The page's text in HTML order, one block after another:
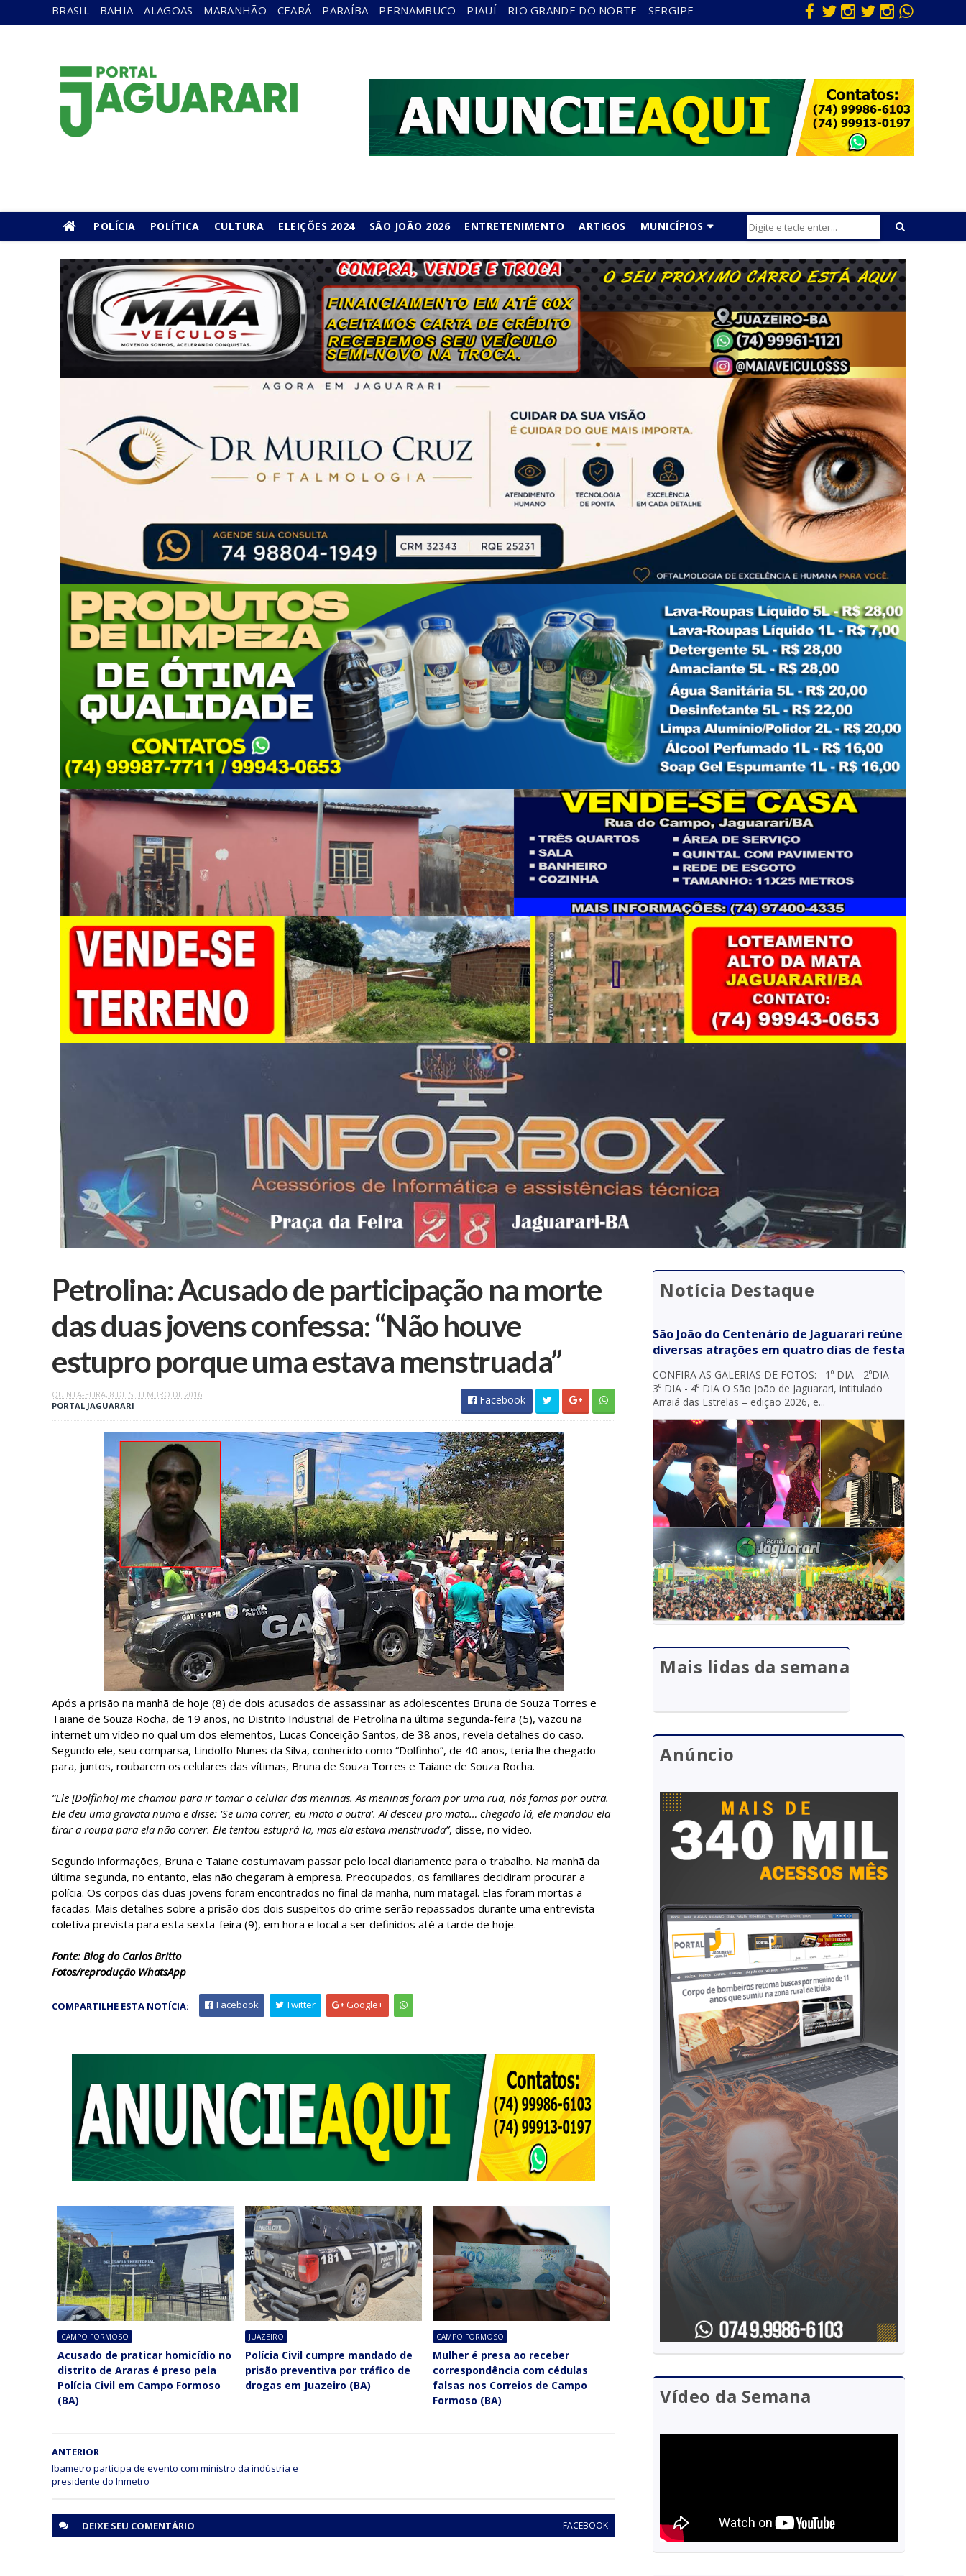
BRASIL BAHIA ALAGOAS MARANHÃO CEARÁ PARAÍBA PERNAMBUCO PIAUÍ RIO GRANDE DO NORTE SERGIPE
POLÍCIA POLÍTICA CULTURA ELEIÇÕES 2024 SÃO JOÃO 2026 ENTRETENIMENTO ARTIGOS MUNICÍPIOS
Petrolina: Acusado de participação na morte
das duas jovens confessa: “Não houve
estupro porque uma estava menstruada”
QUINTA-FEIRA, 8 DE SETEMBRO DE 2016
PORTAL JAGUARARI
Facebook
Após a prisão na manhã de hoje (8) de dois acusados de assassinar as adolescentes Bruna de Souza Torres e
Taiane de Souza Rocha, de 19 anos, no Distrito Industrial de Petrolina na última segunda-feira (5), vazou na
internet um vídeo no qual um dos elementos, Lucas Conceição Santos, de 38 anos, revela detalhes do caso.
Segundo ele, seu comparsa, Lindolfo Nunes da Silva, conhecido como “Dolfinho”, de 40 anos, teria lhe chegado
para, juntos, roubarem os celulares das vítimas, Bruna de Souza Torres e Taiane de Souza Rocha.
“Ele [Dolfinho] me chamou para ir tomar o celular das meninas. As meninas foram por uma rua, nós fomos por outra.
Ele deu uma gravata numa e disse: ‘Se uma correr, eu mato a outra’. Aí desceu pro mato… chegado lá, ele mandou ela
tirar a roupa para ela não correr. Ele tentou estuprá-la, mas ela estava menstruada”, disse, no vídeo.
Segundo informações, Bruna e Taiane costumavam passar pelo local diariamente para o trabalho. Na manhã da
última segunda, no entanto, elas não chegaram à empresa. Preocupados, os familiares decidiram procurar a
polícia. Os corpos das duas jovens foram encontrados no final da manhã, num matagal. Elas foram mortas a
facadas. Mais detalhes sobre a prisão dos dois suspeitos do crime serão repassados durante uma entrevista
coletiva prevista para esta sexta-feira (9), em hora e local a ser definidos até a tarde de hoje.
Fonte: Blog do Carlos Britto
Fotos/reprodução WhatsApp
COMPARTILHE ESTA NOTÍCIA: Facebook Twitter Google+
CAMPO FORMOSO
Acusado de praticar homicídio no
distrito de Araras é preso pela
Polícia Civil em Campo Formoso
(BA)
JUAZEIRO
Polícia Civil cumpre mandado de
prisão preventiva por tráfico de
drogas em Juazeiro (BA)
CAMPO FORMOSO
Mulher é presa ao receber
correspondência com cédulas
falsas nos Correios de Campo
Formoso (BA)
ANTERIOR
Ibametro participa de evento com ministro da indústria e
DEIXE SEU COMENTÁRIO FACEBOOK
Notícia Destaque
São João do Centenário de Jaguarari reúne
diversas atrações em quatro dias de festa
CONFIRA AS GALERIAS DE FOTOS: 1⁰ DIA - 2⁰DIA -
3⁰ DIA - 4⁰ DIA O São João de Jaguarari, intitulado
Arraiá das Estrelas – edição 2026, e...
Mais lidas da semana
Anúncio
Vídeo da Semana